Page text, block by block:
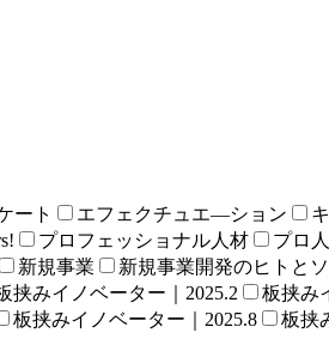
ート エフェクチュエ―ション
プロフェッショナル人材 プロ
新規事業 新規事業開発のヒトと
挟みイノベーター｜2025.2 板挟み
板挟みイノベーター｜2025.8 板挟